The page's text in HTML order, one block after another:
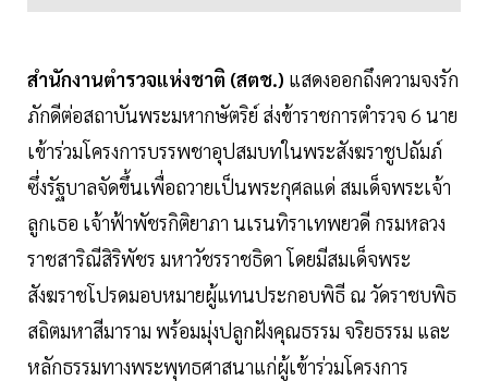
สำนักงานตำรวจแห่งชาติ (สตช.) แสดงออกถึงความจงรัก
ภักดีต่อสถาบันพระมหากษัตริย์ ส่งข้าราชการตำรวจ 6 นาย
เข้าร่วมโครงการบรรพชาอุปสมบทในพระสังฆราชูปถัมภ์
ซึ่งรัฐบาลจัดขึ้นเพื่อถวายเป็นพระกุศลแด่ สมเด็จพระเจ้า
ลูกเธอ เจ้าฟ้าพัชรกิติยาภา นเรนทิราเทพยวดี กรมหลวง
ราชสาริณีสิริพัชร มหาวัชรราชธิดา โดยมีสมเด็จพระ
สังฆราชโปรดมอบหมายผู้แทนประกอบพิธี ณ วัดราชบพิธ
สถิตมหาสีมาราม พร้อมมุ่งปลูกฝังคุณธรรม จริยธรรม และ
หลักธรรมทางพระพุทธศาสนาแก่ผู้เข้าร่วมโครงการ